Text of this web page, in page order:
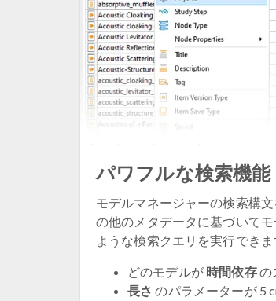
パワフルな検索機能
モデルマネージャーの検索構
の他のメタデータに基づいて
ような検索クエリを実行できま
どのモデルが 時間依存の
長さ のパラメーターが 5